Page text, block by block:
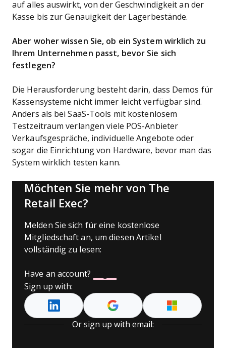
auf alles auswirkt, von der Geschwindigkeit an der
Kasse bis zur Genauigkeit der Lagerbestände.
Aber woher wissen Sie, ob ein System wirklich zu
Ihrem Unternehmen passt, bevor Sie sich
festlegen?
Die Herausforderung besteht darin, dass Demos für
Kassensysteme nicht immer leicht verfügbar sind.
Anders als bei SaaS-Tools mit kostenlosem
Testzeitraum verlangen viele POS-Anbieter
Verkaufsgespräche, individuelle Angebote oder
sogar die Einrichtung von Hardware, bevor man das
System wirklich testen kann.
Möchten Sie mehr von The
Retail Exec?
Melden Sie sich für eine kostenlose
Mitgliedschaft an, um diesen Artikel
vollständig zu lesen:
Have an account?
Sign up with:
Or sign up with email: